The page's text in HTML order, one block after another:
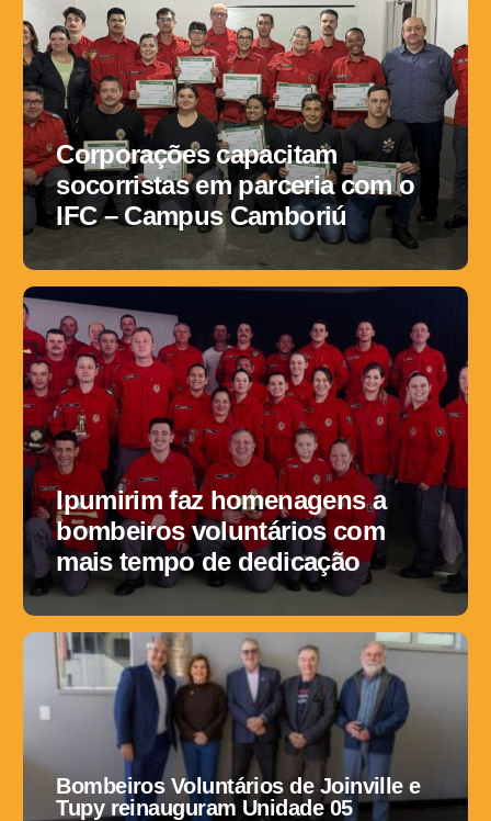
Corporações capacitam
socorristas em parceria com o
IFC – Campus Camboriú
Ipumirim faz homenagens a
bombeiros voluntários com
mais tempo de dedicação
Bombeiros Voluntários de Joinville e
Tupy reinauguram Unidade 05